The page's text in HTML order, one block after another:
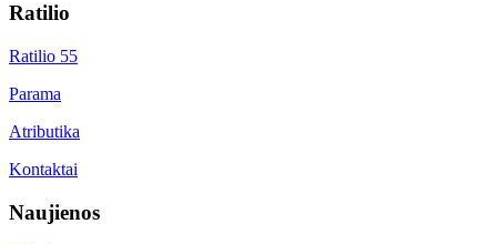
Ratilio
Ratilio 55
Parama
Atributika
Kontaktai
Naujienos